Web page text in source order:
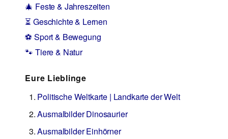
🎄 Feste & Jahreszeiten
⏳ Geschichte & Lernen
⚽ Sport & Bewegung
🐾 Tiere & Natur
Eure Lieblinge
Politische Weltkarte | Landkarte der Welt
Ausmalbilder Dinosaurier
Ausmalbilder Einhörner